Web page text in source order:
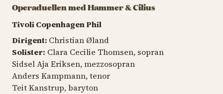
Operaduellen med Hammer & Cilius
Tivoli Copenhagen Phil
Dirigent: Christian Øland
Solister: Clara Cecilie Thomsen, sopran
Sidsel Aja Eriksen, mezzosopran
Anders Kampmann, tenor
Teit Kanstrup, baryton